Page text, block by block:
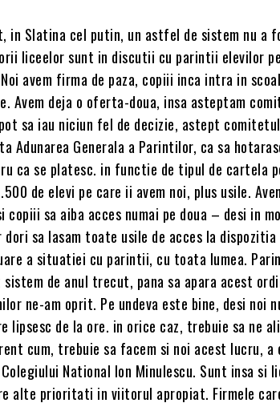
in Slatina cel putin, un astfel de sistem nu a
liceelor sunt in discutii cu parintii elevilor
avem firma de paza, copiii inca intra in
Avem deja o oferta-doua, insa asteptam
sa iau niciun fel de decizie, astept
Adunarea Generala a Parintilor, ca sa
ca se platesc. in functie de tipul de cartela
de elevi pe care ii avem noi, plus usile.
copiii sa aiba acces numai pe doua – desi in
dori sa lasam toate usile de acces la
a situatiei cu parintii, cu toata lumea.
de anul trecut, pana sa apara acest
ne-am oprit. Pe undeva este bine, desi noi
lipsesc de la ore. in orice caz, trebuie sa ne
cum, trebuie sa facem si noi acest lucru, a
National Ion Minulescu. Sunt insa si
alte prioritati in viitorul apropiat. Firmele